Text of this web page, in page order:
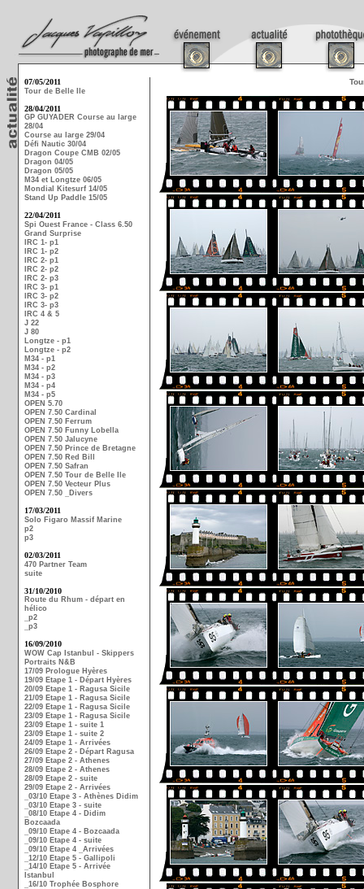
07/05/2011
Tour de Belle Ile
28/04/2011
GP GUYADER Course au large
28/04
Course au large 29/04
Défi Nautic 30/04
Dragon Coupe CMB 02/05
Dragon 04/05
Dragon 05/05
M34 et Longtze 06/05
Mondial Kitesurf 14/05
Stand Up Paddle 15/05
22/04/2011
Spi Ouest France - Class 6.50
Grand Surprise
IRC 1- p1
IRC 1- p2
IRC 2- p1
IRC 2- p2
IRC 2- p3
IRC 3- p1
IRC 3- p2
IRC 3- p3
IRC 4 & 5
J 22
J 80
Longtze - p1
Longtze - p2
M34 - p1
M34 - p2
M34 - p3
M34 - p4
M34 - p5
OPEN 5.70
OPEN 7.50 Cardinal
OPEN 7.50 Ferrum
OPEN 7.50 Funny Lobella
OPEN 7.50 Jalucyne
OPEN 7.50 Prince de Bretagne
OPEN 7.50 Red Bill
OPEN 7.50 Safran
OPEN 7.50 Tour de Belle Ile
OPEN 7.50 Vecteur Plus
OPEN 7.50 _Divers
17/03/2011
Solo Figaro Massif Marine
p2
p3
02/03/2011
470 Partner Team
suite
31/10/2010
Route du Rhum - départ en
hélico
_p2
_p3
16/09/2010
WOW Cap Istanbul - Skippers
Portraits N&B
17/09 Prologue Hyères
19/09 Etape 1 - Départ Hyères
20/09 Etape 1 - Ragusa Sicile
21/09 Etape 1 - Ragusa Sicile
22/09 Etape 1 - Ragusa Sicile
23/09 Etape 1 - Ragusa Sicile
23/09 Etape 1 - suite 1
23/09 Etape 1 - suite 2
24/09 Etape 1 - Arrivées
26/09 Etape 2 - Départ Ragusa
27/09 Etape 2 - Athenes
28/09 Etape 2 - Athenes
28/09 Etape 2 - suite
29/09 Etape 2 - Arrivées
_03/10 Etape 3 - Athènes Didim
_03/10 Etape 3 - suite
_08/10 Etape 4 - Didim
Bozcaada
_09/10 Etape 4 - Bozcaada
_09/10 Etape 4 - suite
_09/10 Etape 4 _Arrivées
_12/10 Etape 5 - Gallipoli
_14/10 Etape 5 - Arrivée
Istanbul
_16/10 Trophée Bosphore